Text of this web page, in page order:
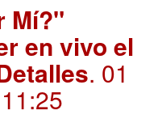
Mí?"
en vivo el
. 01